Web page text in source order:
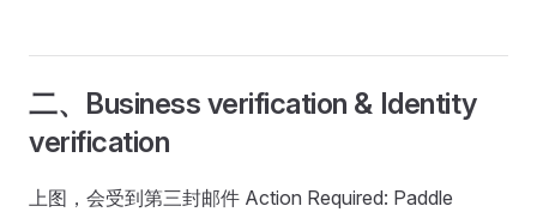
二、Business verification & Identity
verification
上图，会受到第三封邮件 Action Required: Paddle